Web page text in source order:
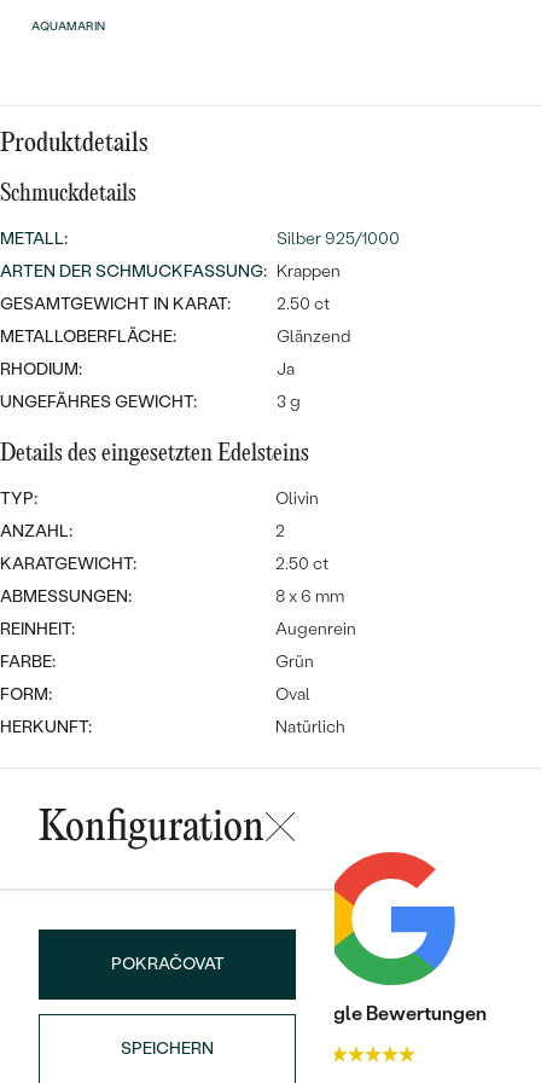
Eheringe
ANSCHAUEN
NACH MATERIAL
GOLD
PLATIN
SILBER
Wave Kollektion
ANSEHEN
SCHMUCK MIT LAB GROWN
DIAMANTEN
PERLENSCHMUCK
NACH STYL
PERSONALISIERT
SYMBOLISCH
MINIMALISTISCH
NACH DER FARBE
NACH DER FORM
MASSGEFERTIGTER
DIAMANTEN
Meistverkaufte
Ohrrinnge
ANSEHEN
LUXURIÖSE
Personalisierte
Halsketten
Meistverkaufte
ANSEHEN
AQUAMARIN
Produktdetails
Schmuckdetails
METALL:
Silber 925/1000
ARTEN DER SCHMUCKFASSUNG: Krappen
GESAMTGEWICHT IN KARAT:
2.50 ct
METALLOBERFLÄCHE:
Glänzend
RHODIUM:
Ja
UNGEFÄHRES GEWICHT:
3 g
Details des eingesetzten Edelsteins
TYP:
Olivin
ANZAHL:
2
KARATGEWICHT:
2.50 ct
ABMESSUNGEN:
8 x 6 mm
REINHEIT:
Augenrein
FARBE:
Grün
FORM:
Oval
HERKUNFT:
Natürlich
Konfiguration
POKRAČOVAT
SPEICHERN
Trusted shop BewertungenGoogle Bewertungen